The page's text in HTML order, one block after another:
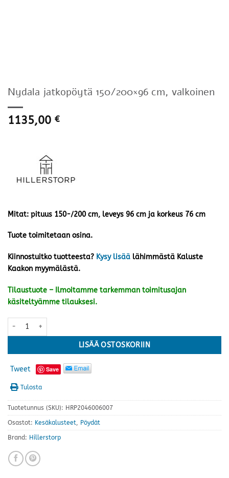
Nydala jatkopöytä 150/200×96 cm, valkoinen
1135,00 €
Mitat: pituus 150-/200 cm, leveys 96 cm ja korkeus 76 cm
Tuote toimitetaan osina.
Kiinnostuitko tuotteesta? Kysy lisää lähimmästä Kaluste
Kaakon myymälästä.
Tilaustuote – Ilmoitamme tarkemman toimitusajan
käsiteltyämme tilauksesi.
Nydala jatkopöytä 150/200x96 cm, valkoinen määrä
LISÄÄ OSTOSKORIIN
Tweet Save
Tulosta
Tuotetunnus (SKU): HRP2046006007
Osastot: Kesäkalusteet, Pöydät
Brand: Hillerstorp